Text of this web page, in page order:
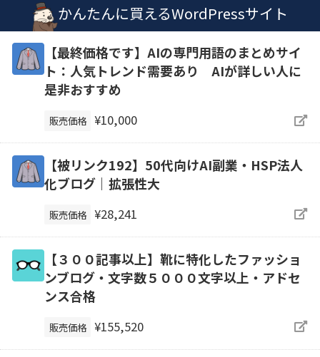
かんたんに買えるWordPressサイト
【最終価格です】AIの専門用語のまとめサイ
ト：人気トレンド需要あり AIが詳しい人に
是非おすすめ
販売価格 ¥10,000
【被リンク192】50代向けAI副業・HSP法人
化ブログ｜拡張性大
販売価格 ¥28,241
【３００記事以上】靴に特化したファッショ
ンブログ・文字数５０００文字以上・アドセ
ンス合格
販売価格 ¥155,520